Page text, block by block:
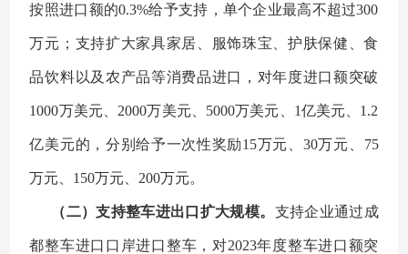
按照进口额的0.3%给予支持，单个企业最高不超过300
万元；支持扩大家具家居、服饰珠宝、护肤保健、食
品饮料以及农产品等消费品进口，对年度进口额突破
1000万美元、2000万美元、5000万美元、1亿美元、1.2
亿美元的，分别给予一次性奖励15万元、30万元、75
万元、150万元、200万元。
（二）支持整车进出口扩大规模。 支持企业通过成
都整车进口口岸进口整车，对2023年度整车进口额突